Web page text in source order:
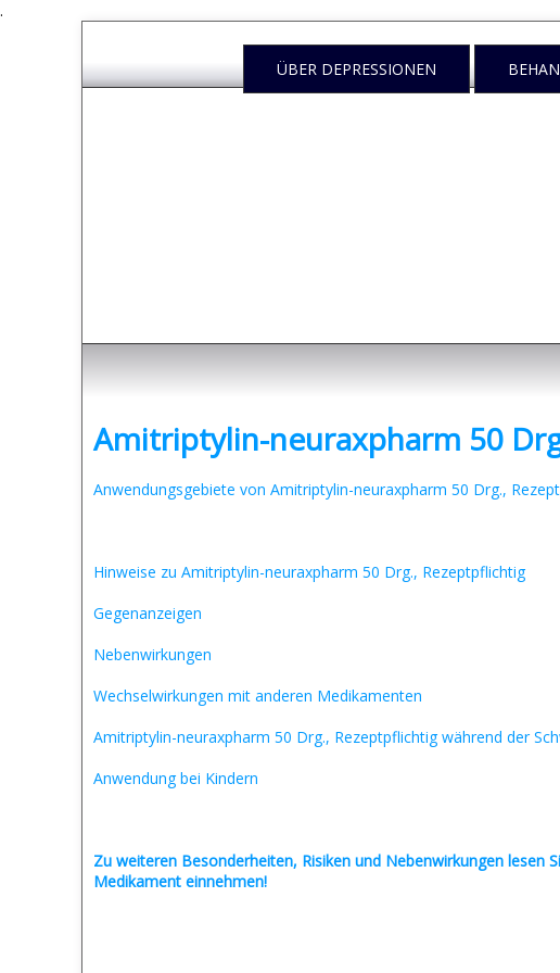
.
ÜBER DEPRESSIONEN
Amitriptylin-neuraxpharm 50
Anwendungsgebiete von Amitriptylin-neuraxpharm 50 Drg.,
Hinweise zu Amitriptylin-neuraxpharm 50 Drg., Rezeptpflichtig
Gegenanzeigen
Nebenwirkungen
Wechselwirkungen mit anderen Medikamenten
Amitriptylin-neuraxpharm 50 Drg., Rezeptpflichtig während der
Anwendung bei Kindern
Zu weiteren Besonderheiten, Risiken und Nebenwirkungenlesen
Medikament einnehmen!